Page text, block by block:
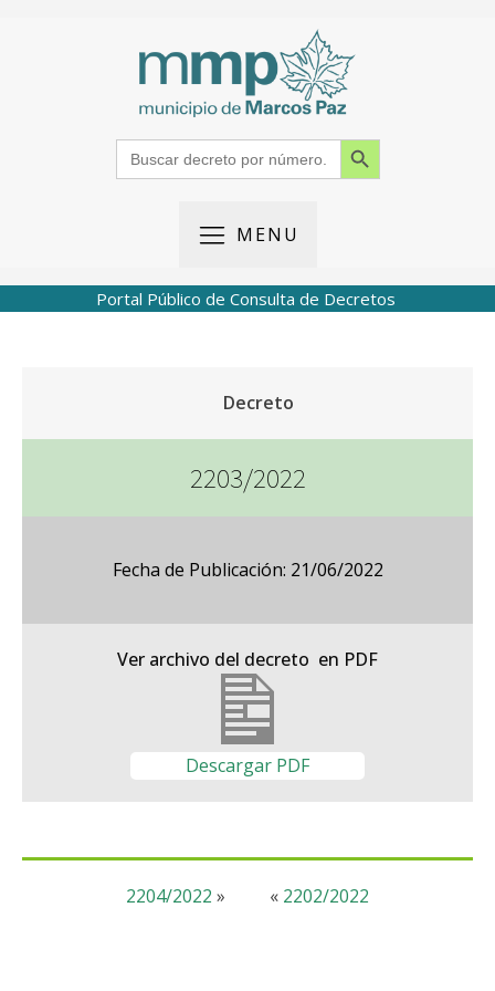
Search
for:
Search Button
MENU
Portal Público de Consulta de Decretos
Decreto
2203/2022
Fecha de Publicación: 21/06/2022
Ver archivo del decreto en PDF
Descargar PDF
« 2202/2022
2204/2022 »